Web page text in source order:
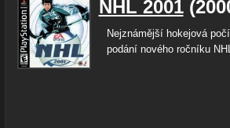
NHL 2001
Nejznámější hokejová
podání nového ročníku